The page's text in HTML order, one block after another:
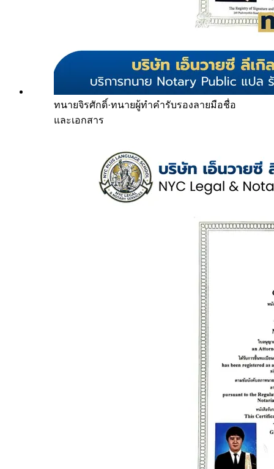
ทนายจิรศักดิ์·ทนายผู้ทำคำรับรองลายมือชื่อ
และเอกสาร